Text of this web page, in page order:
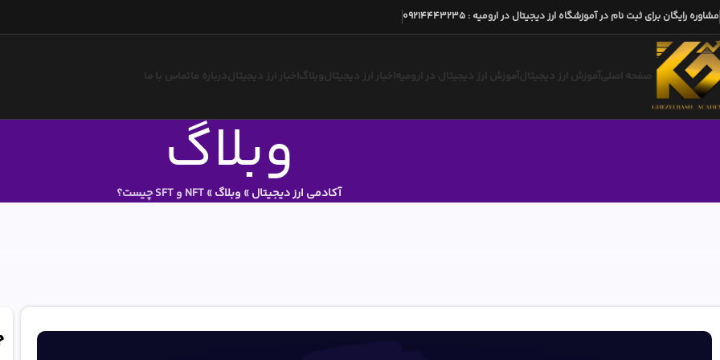
مشاوره رایگان برای ثبت نام در آموزشگاه ارز دیجیتال در ارومیه :
09214443235
صفحه اصلیآموزش ارز دیجیتالآموزش ارز دیجیتال در ارومیه اخبار ارز دیجیتالوبلاگ اخبار ارز دیجیتالدرباره ماتماس با ما
وبلاگآکادمی ارز دیجیتال» وبلاگ»NFT و SFT چیست؟